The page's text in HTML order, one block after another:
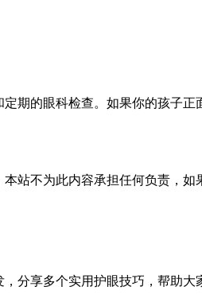
期的眼科检查。如果你的孩子正
站不为此内容承担任何负责，如
分享多个实用护眼技巧，帮助大